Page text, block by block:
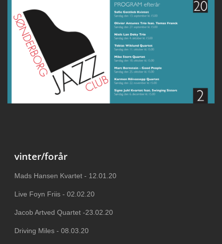
vinter/forår
Mads Hansen Kvartet - 12.01.20
Live Foyn Friis - 02.02.20
Jacob Artved Quartet -23.02.20
Driving Miles - 08.03.20